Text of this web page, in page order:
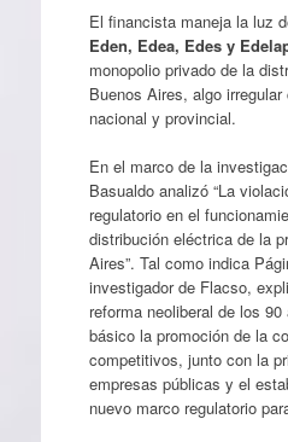
El financista maneja la luz
Eden, Edea, Edes y
monopolio privado de la
Buenos Aires, algo
nacional y provincial.
En el marco de la
Basualdo analizó “La
regulatorio en el
distribución eléctrica de la
Aires”. Tal como indica
investigador de Flacso,
reforma neoliberal de los
básico la promoción de la
competitivos, junto con la
empresas públicas y el
nuevo marco regulatorio